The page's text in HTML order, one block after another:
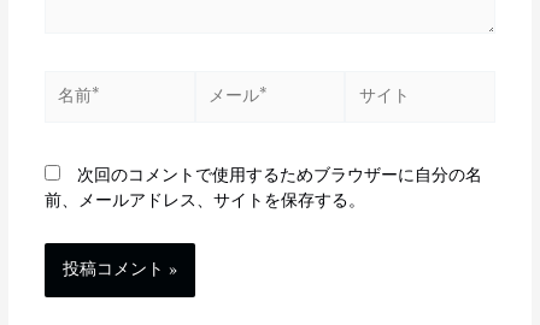
次回のコメントで使用するためブラウザーに自分の名
前、メールアドレス、サイトを保存する。